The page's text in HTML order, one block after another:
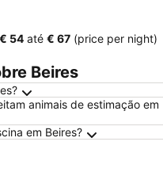
‎€ 54 até ‎€ 67 (price per night)
Beires
animais de estimação em
em Beires?